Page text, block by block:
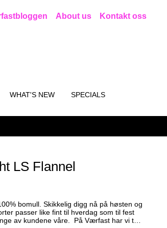
About us Kontakt oss
WHAT'S NEW SPECIALS
LS Flannel
bomull. Skikkelig digg nå på høsten og
passer like fint til hverdag som til fest
våre. På Værfast har vi tatt